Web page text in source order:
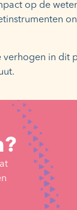
op de
verhogen in dit